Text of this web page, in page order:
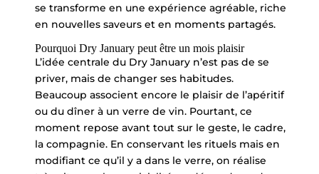
se transforme en une expérience agréable, riche
en nouvelles saveurs et en moments partagés.
Pourquoi Dry January peut être un mois plaisir
L’idée centrale du Dry January n’est pas de se
priver, mais de changer ses habitudes.
Beaucoup associent encore le plaisir de l’apéritif
ou du dîner à un verre de vin. Pourtant, ce
moment repose avant tout sur le geste, le cadre,
la compagnie. En conservant les rituels mais en
modifiant ce qu’il y a dans le verre, on réalise